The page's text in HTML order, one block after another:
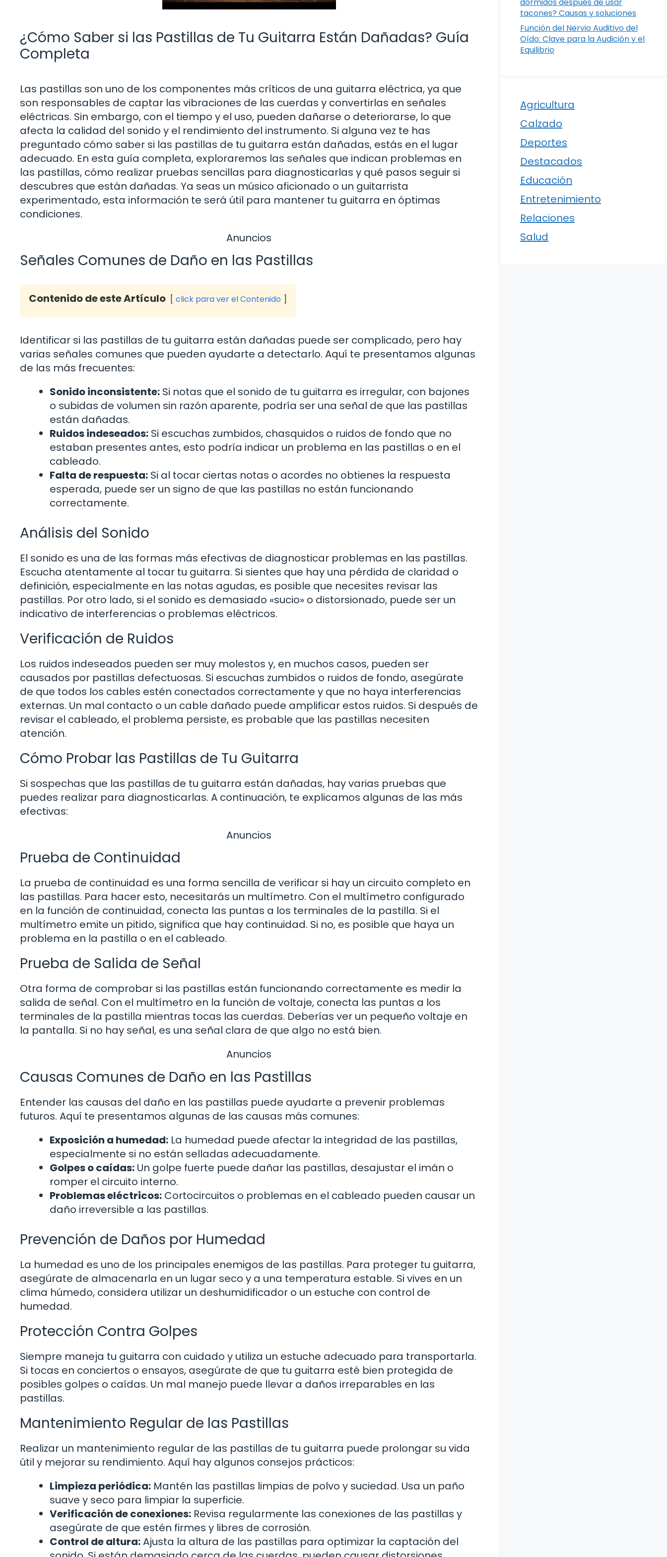
¿Cómo Saber si las Pastillas de Tu Guitarra Están Dañadas? Guía
Completa
Las pastillas son uno de los componentes más críticos de una guitarra eléctrica, ya que
son responsables de captar las vibraciones de las cuerdas y convertirlas en señales
eléctricas. Sin embargo, con el tiempo y el uso, pueden dañarse o deteriorarse, lo que
afecta la calidad del sonido y el rendimiento del instrumento. Si alguna vez te has
preguntado cómo saber si las pastillas de tu guitarra están dañadas, estás en el lugar
adecuado. En esta guía completa, exploraremos las señales que indican problemas en
las pastillas, cómo realizar pruebas sencillas para diagnosticarlas y qué pasos seguir si
descubres que están dañadas. Ya seas un músico aficionado o un guitarrista
experimentado, esta información te será útil para mantener tu guitarra en óptimas
condiciones.
Anuncios
Señales Comunes de Daño en las Pastillas
Contenido de este Artículo click para ver el Contenido
Identificar si las pastillas de tu guitarra están dañadas puede ser complicado, pero hay
varias señales comunes que pueden ayudarte a detectarlo. Aquí te presentamos algunas
de las más frecuentes:
Sonido inconsistente: Si notas que el sonido de tu guitarra es irregular, con bajones
o subidas de volumen sin razón aparente, podría ser una señal de que las pastillas
están dañadas.
Ruidos indeseados: Si escuchas zumbidos, chasquidos o ruidos de fondo que no
estaban presentes antes, esto podría indicar un problema en las pastillas o en el
cableado.
Falta de respuesta: Si al tocar ciertas notas o acordes no obtienes la respuesta
esperada, puede ser un signo de que las pastillas no están funcionando
correctamente.
Análisis del Sonido
El sonido es una de las formas más efectivas de diagnosticar problemas en las pastillas.
Escucha atentamente al tocar tu guitarra. Si sientes que hay una pérdida de claridad o
definición, especialmente en las notas agudas, es posible que necesites revisar las
pastillas. Por otro lado, si el sonido es demasiado «sucio» o distorsionado, puede ser un
indicativo de interferencias o problemas eléctricos.
Verificación de Ruidos
Los ruidos indeseados pueden ser muy molestos y, en muchos casos, pueden ser
causados por pastillas defectuosas. Si escuchas zumbidos o ruidos de fondo, asegúrate
de que todos los cables estén conectados correctamente y que no haya interferencias
externas. Un mal contacto o un cable dañado puede amplificar estos ruidos. Si después de
revisar el cableado, el problema persiste, es probable que las pastillas necesiten
atención.
Cómo Probar las Pastillas de Tu Guitarra
Si sospechas que las pastillas de tu guitarra están dañadas, hay varias pruebas que
puedes realizar para diagnosticarlas. A continuación, te explicamos algunas de las más
efectivas:
Anuncios
Prueba de Continuidad
La prueba de continuidad es una forma sencilla de verificar si hay un circuito completo en
las pastillas. Para hacer esto, necesitarás un multímetro. Con el multímetro configurado
en la función de continuidad, conecta las puntas a los terminales de la pastilla. Si el
multímetro emite un pitido, significa que hay continuidad. Si no, es posible que haya un
problema en la pastilla o en el cableado.
Prueba de Salida de Señal
Otra forma de comprobar si las pastillas están funcionando correctamente es medir la
salida de señal. Con el multímetro en la función de voltaje, conecta las puntas a los
terminales de la pastilla mientras tocas las cuerdas. Deberías ver un pequeño voltaje en
la pantalla. Si no hay señal, es una señal clara de que algo no está bien.
Anuncios
Causas Comunes de Daño en las Pastillas
Entender las causas del daño en las pastillas puede ayudarte a prevenir problemas
futuros. Aquí te presentamos algunas de las causas más comunes:
Exposición a humedad: La humedad puede afectar la integridad de las pastillas,
especialmente si no están selladas adecuadamente.
Golpes o caídas: Un golpe fuerte puede dañar las pastillas, desajustar el imán o
romper el circuito interno.
Problemas eléctricos: Cortocircuitos o problemas en el cableado pueden causar un
daño irreversible a las pastillas.
Prevención de Daños por Humedad
La humedad es uno de los principales enemigos de las pastillas. Para proteger tu guitarra,
asegúrate de almacenarla en un lugar seco y a una temperatura estable. Si vives en un
clima húmedo, considera utilizar un deshumidificador o un estuche con control de
humedad.
Protección Contra Golpes
Siempre maneja tu guitarra con cuidado y utiliza un estuche adecuado para transportarla.
Si tocas en conciertos o ensayos, asegúrate de que tu guitarra esté bien protegida de
posibles golpes o caídas. Un mal manejo puede llevar a daños irreparables en las
pastillas.
Mantenimiento Regular de las Pastillas
Realizar un mantenimiento regular de las pastillas de tu guitarra puede prolongar su vida
útil y mejorar su rendimiento. Aquí hay algunos consejos prácticos:
Limpieza periódica: Mantén las pastillas limpias de polvo y suciedad. Usa un paño
suave y seco para limpiar la superficie.
Verificación de conexiones: Revisa regularmente las conexiones de las pastillas y
asegúrate de que estén firmes y libres de corrosión.
Control de altura:Ajusta la altura de las pastillas para optimizar la captación del
tacones? Causas y soluciones
Función del Nervio Auditivo del
Oído: Clave para la Audición y el
Equilibrio
Agricultura
Calzado
Deportes
Destacados
Educación
Entretenimiento
Relaciones
Salud